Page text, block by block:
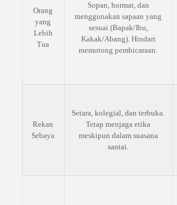
Orang
yang
Lebih
Tua
Sopan, hormat, dan
menggunakan sapaan yang
sesuai (Bapak/Ibu,
Kakak/Abang). Hindari
memotong pembicaraan.
Rekan
Sebaya
Setara, kolegial, dan terbuka.
Tetap menjaga etika
meskipun dalam suasana
santai.